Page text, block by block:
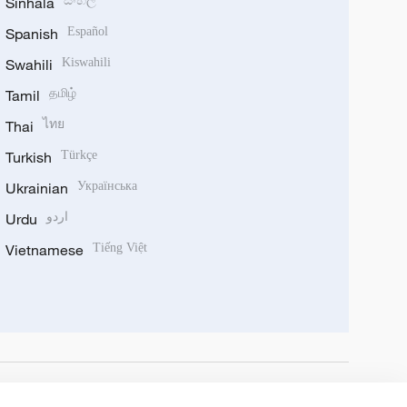
Spanish Español
Swahili Kiswahili
Tamil தமிழ்
Thai ไทย
Turkish Türkçe
Ukrainian Українська
Urdu اردو
Vietnamese Tiếng Việt